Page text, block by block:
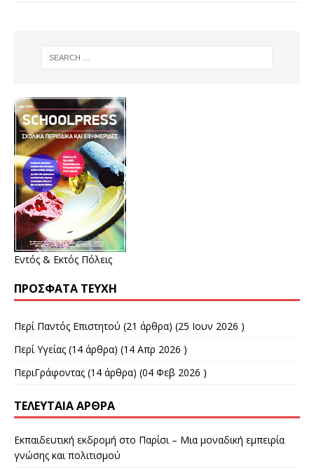
Εντός & Εκτός Πόλεις
ΠΡΌΣΦΑΤΑ ΤΕΎΧΗ
Περί Παντός Επιστητού (21 άρθρα) (25 Ιουν 2026 )
Περί Υγείας (14 άρθρα) (14 Απρ 2026 )
ΠεριΓράφοντας (14 άρθρα) (04 Φεβ 2026 )
ΤΕΛΕΥΤΑΊΑ ΆΡΘΡΑ
Εκπαιδευτική εκδρομή στο Παρίσι – Μια μοναδική εμπειρία
γνώσης και πολιτισμού